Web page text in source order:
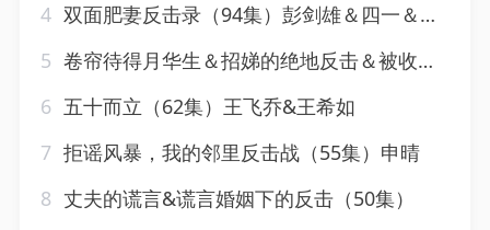
4 双面肥妻反击录（94集）彭剑雄＆四一＆吴紫若
5 卷帘待得月华生＆招娣的绝地反击＆被收养后穷爹妈找上门（70集）焦睿＆王羽菲＆高笑笑
6 五十而立（62集）王飞乔&王希如
7 拒谣风暴，我的邻里反击战（55集）申晴
8 丈夫的谎言&谎言婚姻下的反击（50集）